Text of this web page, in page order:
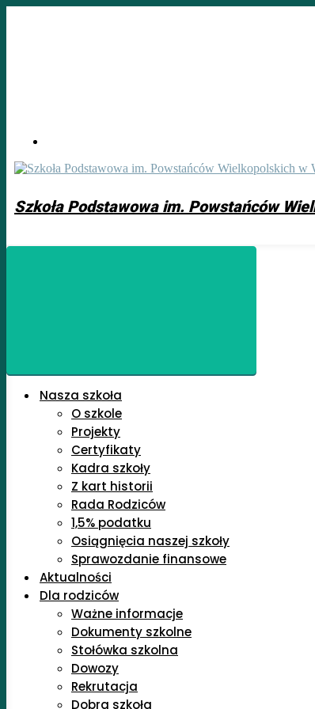
Szkoła Podstawowa im. Powstańców
Nasza szkoła
O szkole
Projekty
Certyfikaty
Kadra szkoły
Z kart historii
Rada Rodziców
1,5% podatku
Osiągnięcia naszej szkoły
Sprawozdanie finansowe
Aktualności
Dla rodziców
Ważne informacje
Dokumenty szkolne
Stołówka szkolna
Dowozy
Rekrutacja
Dobra szkoła